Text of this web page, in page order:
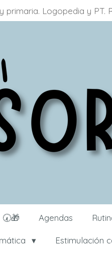
primaria. Logopedia y
Agendas
Estimulación